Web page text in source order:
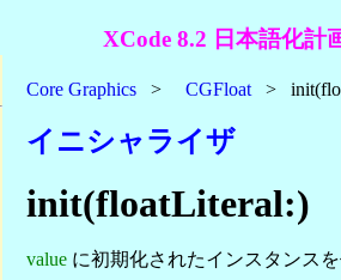
XCode 8.2 日本語化計
Core Graphics > CGFloat >
イニシャライザ
init(floatLiteral:)
value に初期化されたインスタンス